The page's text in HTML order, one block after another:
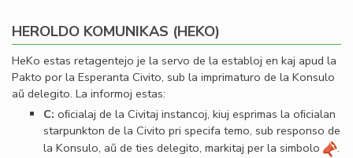
HEROLDO KOMUNIKAS (HEKO)
HeKo estas retagentejo je la servo de la establoj en kaj apud la
Pakto por la Esperanta Civito, sub la imprimaturo de la Konsulo
aŭ delegito. La informoj estas:
C: oﬁcialaj de la Civitaj instancoj, kiuj esprimas la oﬁcialan
starpunkton de la Civito pri specifa temo, sub responso de
la Konsulo, aŭ de ties delegito, markitaj per la simbolo
.